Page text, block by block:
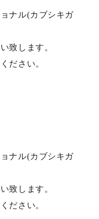
ナル(カブシキガ
致します。
ださい。
ナル(カブシキガ
致します。
ださい。